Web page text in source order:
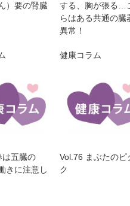
）要の腎臓
する、胸が張る…
らはある共通の臓
異常！
は五臓の
きに注意し
健康コラム
Vol.76 まぶたのピ
ク